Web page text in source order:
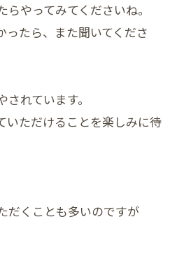
やってみてくださいね。
ったら、また聞いてくださ
れています。
いただけることを楽しみに待
だくことも多いのですが